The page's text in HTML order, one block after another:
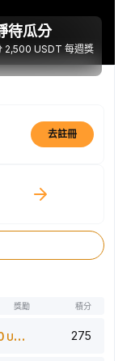
待瓜分
2,500 USDT 每週獎
去註冊
獎勵 積分
USDT 275